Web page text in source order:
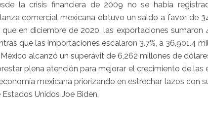
la crisis financiera de 2009 no se había
comercial mexicana obtuvo un saldo a favor de
que en diciembre de 2020, las exportaciones
que las importaciones escalaron 3.7%, a 36,901.4
alcanzó un superávit de 6,262 millones de
plena atención para mejorar el crecimiento de las
mexicana priorizando en estrechar lazos con
Unidos Joe Biden.